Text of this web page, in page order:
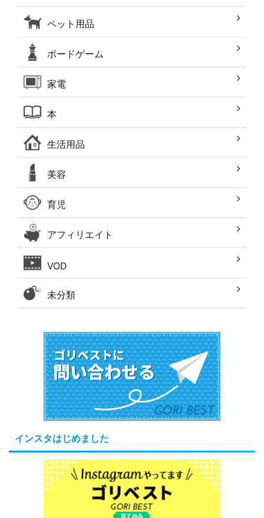
ペット用品
ボードゲーム
家電
本
生活用品
美容
育児
アフィリエイト
VOD
未分類
インスタはじめました